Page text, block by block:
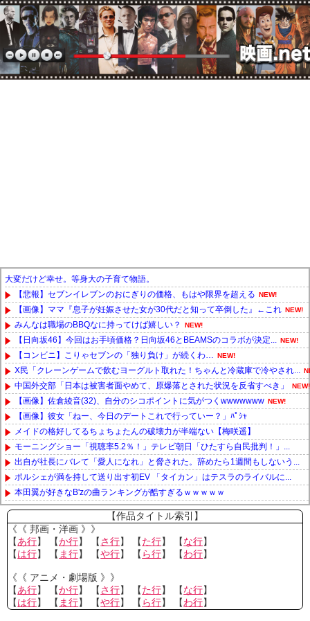
大変だけど幸せ。等身大の子育て物語。
【悲報】セブンイレブンのおにぎりの価格、もはや限界を超える NEW!
【画像】ママ『息子が妊娠させた女が30代だと知って卒倒した』←これ NEW!
みんなは職場のBBQなに持ってけば嬉しい？ NEW!
【日向坂46】今回はお手頃価格？日向坂46とBEAMSのコラボが決定... NEW!
【コンビニ】こりゃセブンの「独り負け」が続くわ… NEW!
X民「クレーンゲームで飲むヨーグルト取れた！ちゃんと冷蔵庫で冷やされ...
中国外交部「日本は被害者面やめて、原爆落とされた状況を反省すべき」 NEW!
【画像】佐倉綾音(32)、自分のシコポイントに気がつくwwwwwww NEW!
【画像】彼女「ねー、今日のデートこれで行っていー？」ﾊﾟｼｬ
メイドの格好してるちょちょたんの破壊力が半端ない【梅咲遥】
モーニングショー「視聴率5.2％！」テレビ朝日「ひたすら自民批判！」...
出自が社長にバレて「愛人になれ」と脅された。辞めたら1週間もしないう...
ポルシェが満を持して送り出す初EV 「タイカン」はテスラのライバルに...
本田翼が好きなB'zの曲ランキングが酷すぎるｗｗｗｗｗ
Powered by livedoor 相互RSS
【作品タイトル索引】
《《 邦画・洋画 》》
【あ行】 【か行】 【さ行】 【た行】 【な行】
【は行】 【 ま行】 【や行】 【 ら行】 【わ行】
《《 アニメ・劇場版 》》
【あ行】 【か行】 【さ行】 【た行】 【な行】
【は行】 【 ま行】 【や行】 【 ら行】 【わ行】